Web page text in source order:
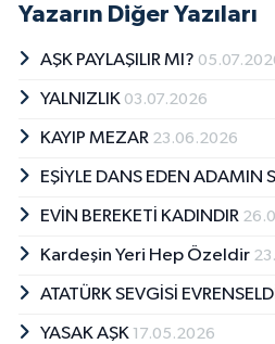
Yazarın Diğer Yazıları
AŞK PAYLAŞILIR MI?
YALNIZLIK 03.07.2026
KAYIP MEZAR 23.06.2026
EŞİYLE DANS EDEN ADAMIN
EVİN BEREKETİ KADINDIR
Kardeşin Yeri Hep Özeldir
ATATÜRK SEVGİSİ
YASAK AŞK 17.05.2026